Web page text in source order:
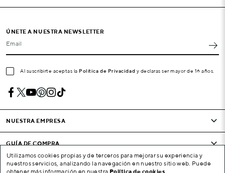
ÚNETE A NUESTRA NEWSLETTER
Email
Al suscribirte aceptas la Política de Privacidad y declaras ser mayor de 16 años.
NUESTRA EMPRESA
GUÍA DE COMPRA
CONDICIONES Y EMPRESA
Utilizamos cookies propias y de terceros para mejorar su experiencia y
nuestros servicios, analizando la navegación en nuestro sitio web. Puede
obtener más información en nuestra Política de cookies